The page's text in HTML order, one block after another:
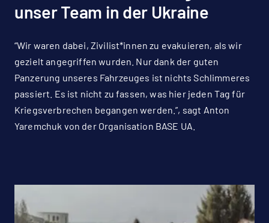
unser Team in der Ukraine
“Wir waren dabei, Zivilist*innen zu evakuieren, als wir
gezielt angegriffen wurden. Nur dank der guten
Panzerung unseres Fahrzeuges ist nichts Schlimmeres
passiert. Es ist nicht zu fassen, was hier jeden Tag für
Kriegsverbrechen begangen werden.”, sagt Anton
Yaremchuk von der Organisation BASE UA.